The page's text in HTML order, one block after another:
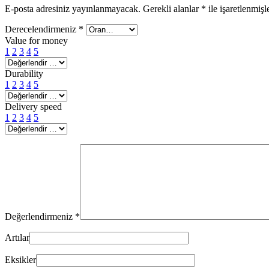
E-posta adresiniz yayınlanmayacak. Gerekli alanlar * ile
Derecelendirmeniz *
Value for money
1 2 3 4 5
Durability
1 2 3 4 5
Delivery speed
1 2 3 4 5
Değerlendirmeniz *
Artılar
Eksikler